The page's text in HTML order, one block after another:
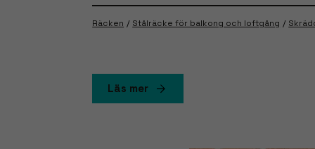
Räcken Stålräcke för balkong och loftgång
Läs mer